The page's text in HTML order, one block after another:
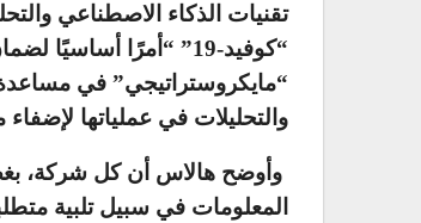
تقنيات الذكاء الاصطناعي
“كوفيد-19” “أمرًا
“مايكروستراتيجي” في
والتحليلات في عملياتها
وأوضح هالاس أن كل شركة،
المعلومات في سبيل تلبية